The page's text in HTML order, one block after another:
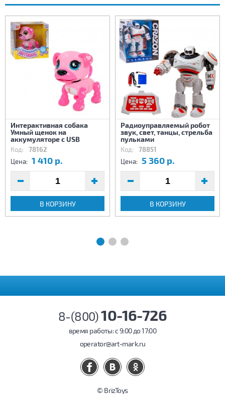
Интерактивная собака
Умный щенок на
аккумуляторе с USB
Код: 78162
Цена: 1 410 р.
В КОРЗИНУ
Радиоуправляемый робот
звук, свет, танцы, стрельба
пульками
Код: 78851
Цена: 5 360 р.
В КОРЗИНУ
8-(800)10-16-726
время работы: c 9:00 до 17:00
operator@art-mark.ru
© BrizToys